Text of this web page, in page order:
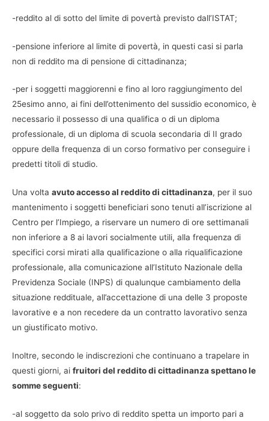
-reddito al di sotto del limite di povertà previsto dall’ISTAT;
-pensione inferiore al limite di povertà, in questi casi si parla
non di reddito ma di pensione di cittadinanza;
-per i soggetti maggiorenni e fino al loro raggiungimento del
25esimo anno, ai fini dell’ottenimento del sussidio economico, è
necessario il possesso di una qualifica o di un diploma
professionale, di un diploma di scuola secondaria di II grado
oppure della frequenza di un corso formativo per conseguire i
predetti titoli di studio.
Una volta avuto accesso al reddito di cittadinanza, per il suo
mantenimento i soggetti beneficiari sono tenuti all’iscrizione al
Centro per l’Impiego, a riservare un numero di ore settimanali
non inferiore a 8 ai lavori socialmente utili, alla frequenza di
specifici corsi mirati alla qualificazione o alla riqualificazione
professionale, alla comunicazione all’Istituto Nazionale della
Previdenza Sociale (INPS) di qualunque cambiamento della
situazione reddituale, all’accettazione di una delle 3 proposte
lavorative e a non recedere da un contratto lavorativo senza
un giustificato motivo.
Inoltre, secondo le indiscrezioni che continuano a trapelare in
questi giorni, ai fruitori del reddito di cittadinanza spettano le
somme seguenti:
-al soggetto da solo privo di reddito spetta un importo pari a